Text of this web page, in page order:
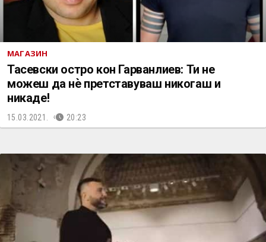
МАГАЗИН
Тасевски остро кон Гарванлиев: Ти не
можеш да нѐ претставуваш никогаш и
никаде!
15.03.2021. 20:23